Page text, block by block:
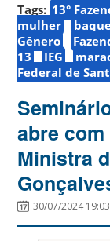
Tags: 13°
mulher
Gênero
13
IEG
Federal de
abre
Ministra
30/07/2024 19:03